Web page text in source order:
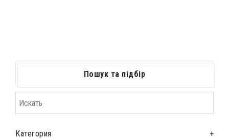
Пошук та підбір
Категория +